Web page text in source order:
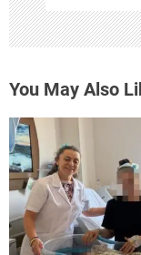
You May Also